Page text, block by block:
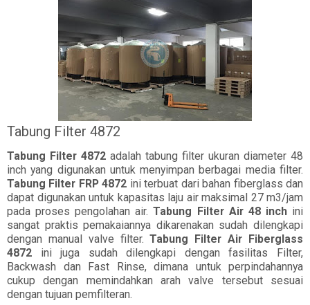
Tabung Filter 4872
Tabung Filter 4872 adalah tabung filter ukuran diameter 48
inch yang digunakan untuk menyimpan berbagai media filter.
Tabung Filter FRP 4872 ini terbuat dari bahan fiberglass dan
dapat digunakan untuk kapasitas laju air maksimal 27 m3/jam
pada proses pengolahan air.Tabung Filter Air 48 inchini
sangat praktis pemakaiannya dikarenakan sudah dilengkapi
dengan manual valve filter.Tabung Filter Air Fiberglass
4872 ini juga sudah dilengkapi dengan fasilitas Filter,
Backwash dan Fast Rinse, dimana untuk perpindahannya
cukup dengan memindahkan arah valve tersebut sesuai
dengan tujuan pemfilteran.